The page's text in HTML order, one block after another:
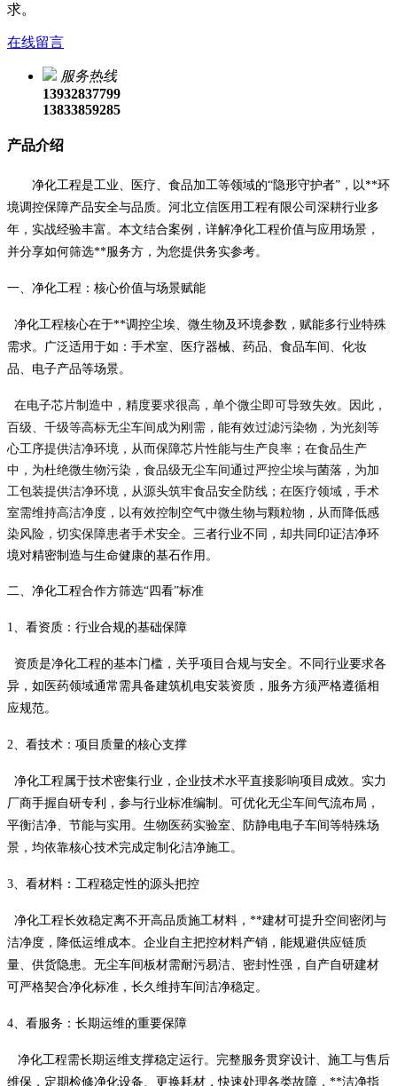
求。
在线留言
服务热线
13932837799
13833859285
产品介绍
净化工程是工业、医疗、食品加工等领域的“隐形守护者”，以**环
境调控保障产品安全与品质。河北立信医用工程有限公司深耕行业多
年，实战经验丰富。本文结合案例，详解净化工程价值与应用场景，
并分享如何筛选**服务方，为您提供务实参考。
一、净化工程：核心价值与场景赋能
净化工程核心在于**调控尘埃、微生物及环境参数，赋能多行业特殊
需求。广泛适用于如：手术室、医疗器械、药品、食品车间、化妆
品、电子产品等场景。
在电子芯片制造中，精度要求很高，单个微尘即可导致失效。因此，
百级、千级等高标无尘车间成为刚需，能有效过滤污染物，为光刻等
心工序提供洁净环境，从而保障芯片性能与生产良率；在食品生产
中，为杜绝微生物污染，食品级无尘车间通过严控尘埃与菌落，为加
工包装提供洁净环境，从源头筑牢食品安全防线；在医疗领域，手术
室需维持高洁净度，以有效控制空气中微生物与颗粒物，从而降低感
染风险，切实保障患者手术安全。 三者行业不同，却共同印证洁净环
境对精密制造与生命健康的基石作用。
二、净化工程合作方筛选“四看”标准
1、看资质：行业合规的基础保障
资质是净化工程的基本门槛，关乎项目合规与安全。不同行业要求各
异，如医药领域通常需具备建筑机电安装资质，服务方须严格遵循相
应规范。
2、看技术：项目质量的核心支撑
净化工程属于技术密集行业，企业技术水平直接影响项目成效。实力
厂商手握自研专利，参与行业标准编制。可优化无尘车间气流布局，
平衡洁净、节能与实用。生物医药实验室、防静电电子车间等特殊场
景，均依靠核心技术完成定制化洁净施工。
3、看材料：工程稳定性的源头把控
净化工程长效稳定离不开高品质施工材料，**建材可提升空间密闭与
洁净度，降低运维成本。企业自主把控材料产销，能规避供应链质
量、供货隐患。无尘车间板材需耐污易洁、密封性强，自产自研建材
可严格契合净化标准，长久维持车间洁净稳定。
4、看服务：长期运维的重要保障
净化工程需长期运维支撑稳定运行。完整服务贯穿设计、施工与售后
维保，定期检修净化设备、更换耗材，快速处理各类故障，**洁净指